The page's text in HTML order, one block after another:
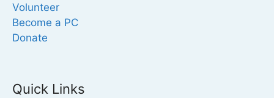
Volunteer
Become a PC
Donate
Quick Links